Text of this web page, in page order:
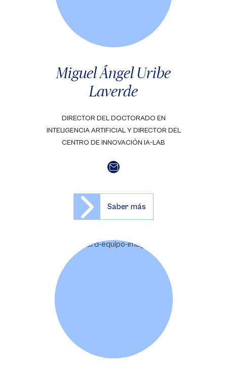
Miguel Ángel Uribe
Laverde
DIRECTOR DEL DOCTORADO EN
INTELIGENCIA ARTIFICIAL Y DIRECTOR DEL
CENTRO DE INNOVACIÓN IA-LAB
Saber más